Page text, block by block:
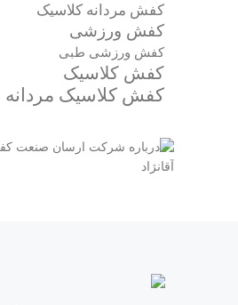
کفش مردانه کلاسیک
کفش ورزشی
کفش ورزشی طبی
کفش کلاسیک
کفش کلاسیک مردانه